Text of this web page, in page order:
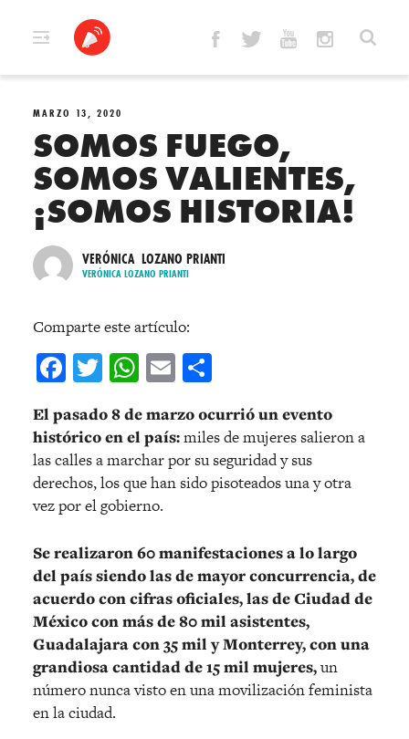
MARZO 13, 2020
SOMOS FUEGO,
SOMOS VALIENTES,
¡SOMOS HISTORIA!
VERÓNICA LOZANO PRIANTI
VERÓNICA LOZANO PRIANTI
Comparte este artículo:
Facebook
Twitter
WhatsApp
Email
El pasado 8 de marzo ocurrió un evento
histórico en el país:miles de mujeres salieron a
las calles a marchar por su seguridad y sus
derechos, los que han sido pisoteados una y otra
vez por el gobierno.
Se realizaron 60 manifestaciones a lo largo
del país siendo las de mayor concurrencia, de
acuerdo con cifras oficiales, las de Ciudad de
México con más de 80 mil asistentes,
Guadalajara con 35 mil y Monterrey, con una
grandiosa cantidad de 15 mil mujeres,un
número nunca visto en una movilización feminista
en la ciudad.